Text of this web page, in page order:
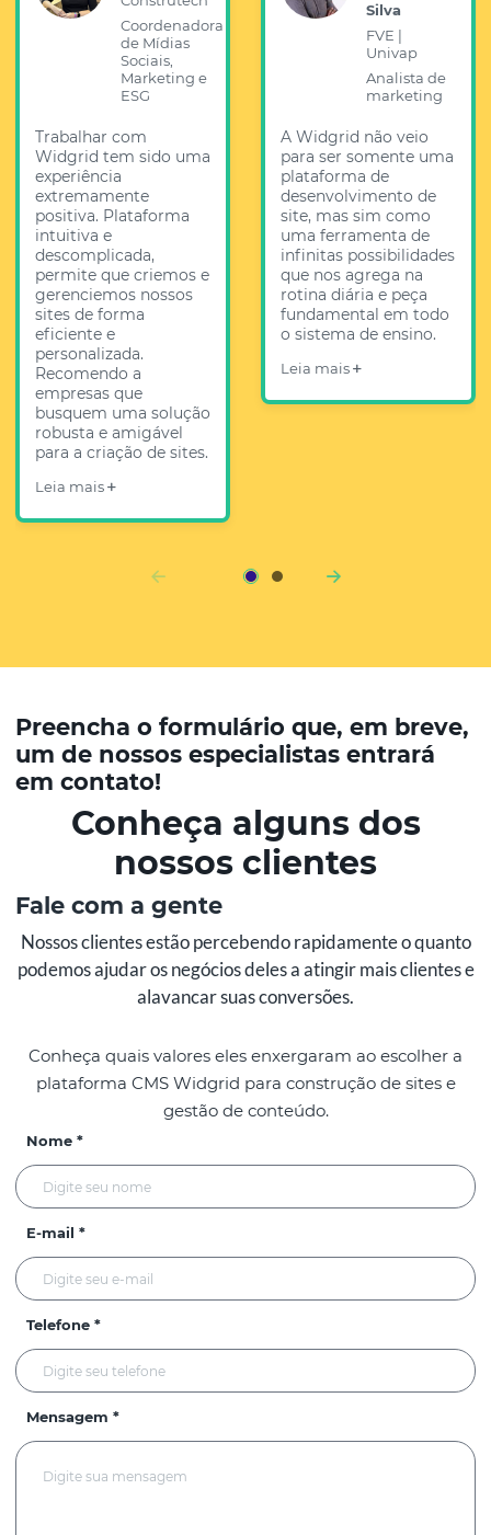
Coordenadora
de Mídias
Sociais,
Marketing e
ESG
Trabalhar com
Widgrid tem sido uma
experiência
extremamente
positiva. Plataforma
intuitiva e
descomplicada,
permite que criemos e
gerenciemos nossos
sites de forma
eficiente e
personalizada.
Recomendo a
empresas que
busquem uma solução
robusta e amigável
para a criação de sites.
Leia mais
Silva
FVE |
Univap
Analista de
marketing
A Widgrid não veio
para ser somente uma
plataforma de
desenvolvimento de
site, mas sim como
uma ferramenta de
infinitas possibilidades
que nos agrega na
rotina diária e peça
fundamental em todo
o sistema de ensino.
Leia mais
Preencha o formulário que, em breve,
um de nossos especialistas entrará
em contato!
Conheça alguns dos
nossos clientes
Fale com a gente
Nossos clientes estão percebendo rapidamente o quanto
podemos ajudar os negócios deles a atingir mais clientes e
alavancar suas conversões.
Conheça quais valores eles enxergaram ao escolher a
plataforma CMS Widgrid para construção de sites e
gestão de conteúdo.
Nome *
E-mail *
Telefone *
Mensagem *